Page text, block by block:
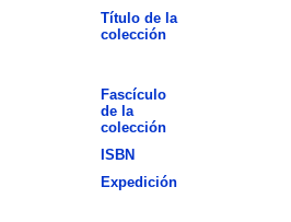
Título de la
colección
Fascículo
de la
colección
ISBN
Expedición